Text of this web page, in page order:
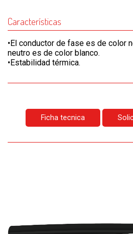
Características
•El conductor de fase es de color
neutro es de color blanco.
•Estabilidad térmica.
Ficha tecnica